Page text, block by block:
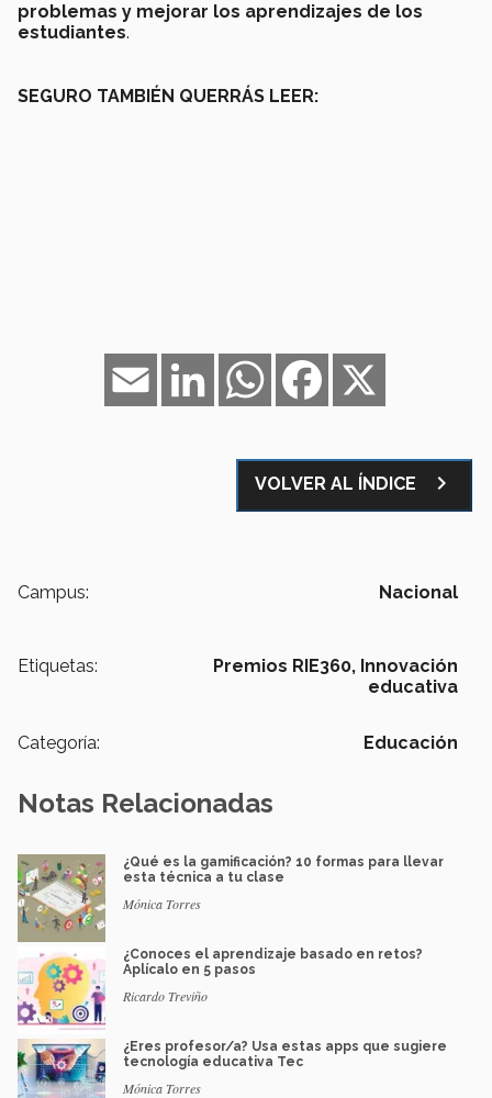
problemas y mejorar los aprendizajes de los
estudiantes.
SEGURO TAMBIÉN QUERRÁS LEER:
Facebook
WhatsApp
LinkedIn
Email
VOLVER AL ÍNDICE navigate_next
Campus: Nacional
Etiquetas: Premios RIE360, Innovación
educativa
Categoría: Educación
Notas Relacionadas
¿Qué es la gamificación? 10 formas para llevar
esta técnica a tu clase
Mónica Torres
¿Conoces el aprendizaje basado en retos?
Aplícalo en 5 pasos
Ricardo Treviño
¿Eres profesor/a? Usa estas apps que sugiere
tecnología educativa Tec
Mónica Torres